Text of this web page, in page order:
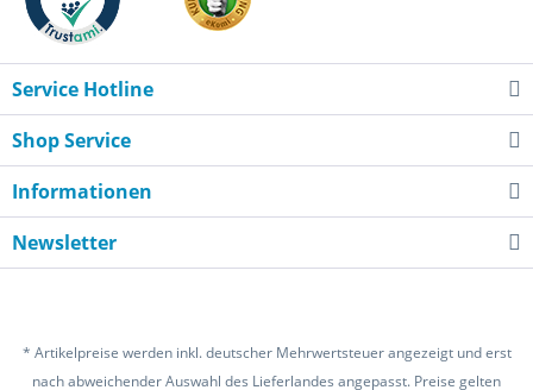
Service Hotline
Shop Service
Informationen
Newsletter
* Artikelpreise werden inkl. deutscher Mehrwertsteuer angezeigt und erst
nach abweichender Auswahl des Lieferlandes angepasst. Preise gelten